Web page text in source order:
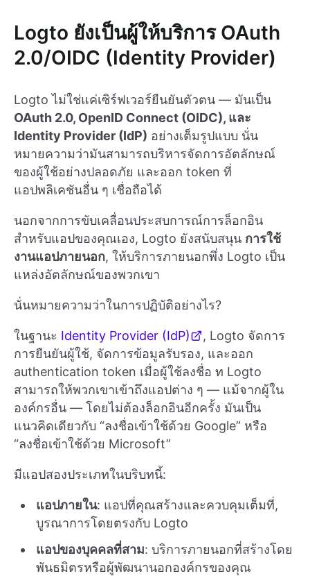
Logto ยังเป็นผู้ให้บริการ OAuth
2.0/OIDC (Identity Provider)
Logto ไม่ใช่แค่เซิร์ฟเวอร์ยืนยันตัวตน — มันเป็น
OAuth 2.0, OpenID Connect (OIDC), และ
Identity Provider (IdP) อย่างเต็มรูปแบบ นั่น
หมายความว่ามันสามารถบริหารจัดการอัตลักษณ์
ของผู้ใช้อย่างปลอดภัย และออก token ที่
แอปพลิเคชันอื่น ๆ เชื่อถือได้
นอกจากการขับเคลื่อนประสบการณ์การล็อกอิน
สำหรับแอปของคุณเอง, Logto ยังสนับสนุน การใช้
งานแอปภายนอก, ให้บริการภายนอกพึ่ง Logto เป็น
แหล่งอัตลักษณ์ของพวกเขา
นั่นหมายความว่าในการปฏิบัติอย่างไร?
ในฐานะ Identity Provider (IdP)
, Logto จัดการ
การยืนยันผู้ใช้, จัดการข้อมูลรับรอง, และออก
authentication token เมื่อผู้ใช้ลงชื่อ ท Logto
สามารถให้พวกเขาเข้าถึงแอปต่าง ๆ — แม้จากผู้ใน
องค์กรอื่น — โดยไม่ต้องล็อกอินอีกครั้ง มันเป็น
แนวคิดเดียวกับ “ลงชื่อเข้าใช้ด้วย Google” หรือ
“ลงชื่อเข้าใช้ด้วย Microsoft”
มีแอปสองประเภทในบริบทนี้:
แอปภายใน: แอปที่คุณสร้างและควบคุมเต็มที่,
บูรณาการโดยตรงกับ Logto
แอปของบุคคลที่สาม: บริการภายนอกที่สร้างโดย
พันธมิตรหรือผู้พัฒนานอกองค์กรของคุณ